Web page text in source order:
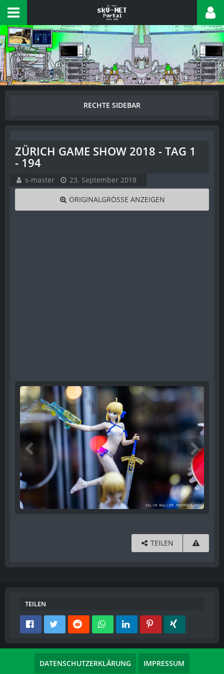
ZÜRICH GAME SHOW 2018 - TAG 1
- 194
s-master 23. September 2018
ORIGINALGRÖSSE ANZEIGEN
TEILEN
TEILEN
DATENSCHUTZERKLÄRUNG IMPRESSUM